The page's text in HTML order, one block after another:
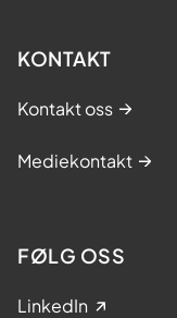
KONTAKT
Kontakt oss
Mediekontakt
FØLG OSS
LinkedIn